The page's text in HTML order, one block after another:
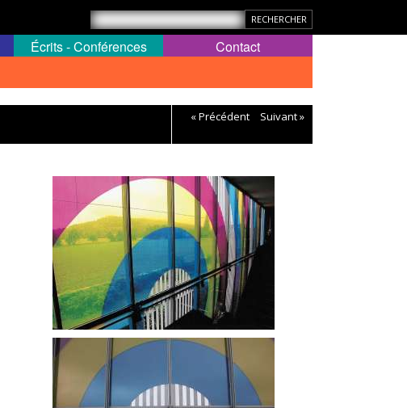
Écrits - Conférences Contact
« Précédent Suivant »